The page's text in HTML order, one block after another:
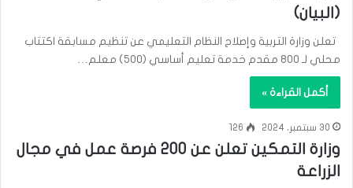
(البيان)
تعلن وزارة التربية وإصلاح النظام التعليمي عن تنظيم مسابقة اكتتاب
محلي لـ 800 مقدم خدمة تعليم أساسي (500) معلم…
أكمل القراءة »
30 سبتمبر، 2024 126
وزارة التمكين تعلن عن 200 فرصة عمل في مجال
الزراعة